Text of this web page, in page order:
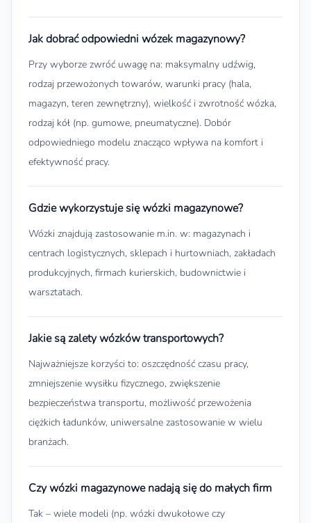
Jak dobrać odpowiedni wózek magazynowy?
Przy wyborze zwróć uwagę na: maksymalny udźwig,
rodzaj przewożonych towarów, warunki pracy (hala,
magazyn, teren zewnętrzny), wielkość i zwrotność wózka,
rodzaj kół (np. gumowe, pneumatyczne). Dobór
odpowiedniego modelu znacząco wpływa na komfort i
efektywność pracy.
Gdzie wykorzystuje się wózki magazynowe?
Wózki znajdują zastosowanie m.in. w: magazynach i
centrach logistycznych, sklepach i hurtowniach, zakładach
produkcyjnych, firmach kurierskich, budownictwie i
warsztatach.
Jakie są zalety wózków transportowych?
Najważniejsze korzyści to: oszczędność czasu pracy,
zmniejszenie wysiłku fizycznego, zwiększenie
bezpieczeństwa transportu, możliwość przewożenia
ciężkich ładunków, uniwersalne zastosowanie w wielu
branżach.
Czy wózki magazynowe nadają się do małych firm
Tak – wiele modeli (np. wózki dwukołowe czy